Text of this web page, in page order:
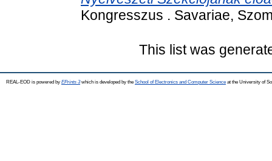
Kongresszus . Savariae,
This list was
REAL-EOD is powered by EPrints 3which is developed by the School of Electronics and Computer Science at the University of